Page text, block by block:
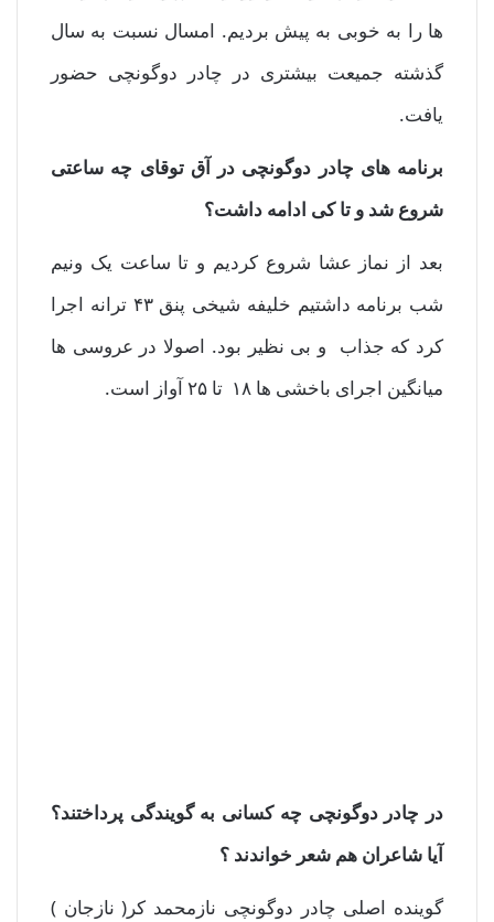
ها را به خوبی به پیش بردیم. امسال نسبت به سال
گذشته جمیعت بیشتری در چادر دوگونچی حضور
یافت.
برنامه های چادر دوگونچی در آق توقای چه ساعتی
شروع شد و تا کی ادامه داشت؟
بعد از نماز عشا شروع کردیم و تا ساعت یک ونیم
شب برنامه داشتیم خلیفه شیخی پنق ۴۳ ترانه اجرا
کرد که جذاب و بی نظیر بود. اصولا در عروسی ها
میانگین اجرای باخشی ها ۱۸ تا ۲۵ آواز است.
در چادر دوگونچی چه کسانی به گویندگی پرداختند؟
آیا شاعران هم شعر خواندند ؟
گوینده اصلی چادر دوگونچی نازمحمد کر( نازجان )